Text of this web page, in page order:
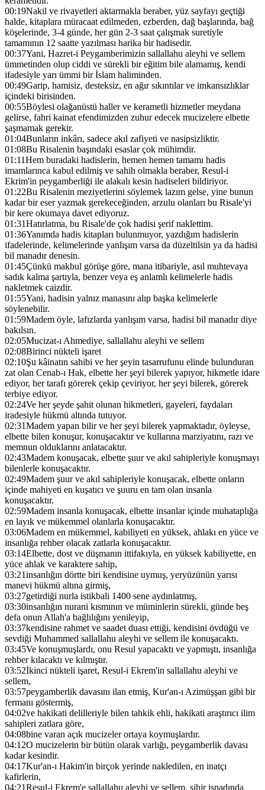
00:19Nakil ve rivayetleri aktarmakla beraber, yüz sayfayı geçtiği
halde, kitaplara müracaat edilmeden, ezberden, dağ başlarında, bağ
köşelerinde, 3-4 günde, her gün 2-3 saat çalışmak suretiyle
tamamının 12 saatte yazılması harika bir hadisedir.
00:37Yani, Hazret-i Peygamberimizin sallallahu aleyhi ve sellem
ümmetinden olup ciddi ve sürekli bir eğitim bile alamamış, kendi
ifadesiyle yarı ümmi bir İslam haliminden.
00:49Garip, hamisiz, desteksiz, en ağır sıkıntılar ve imkansızlıklar
içindeki birisinden.
00:55Böylesi olağanüstü haller ve kerametli hizmetler meydana
gelirse, fahri kainat efendimizden zuhur edecek mucizelere elbette
şaşmamak gerekir.
01:04Bunların inkârı, sadece akıl zafiyeti ve nasipsizliktir.
01:08Bu Risalenin başındaki esaslar çok mühimdir.
01:11Hem buradaki hadislerin, hemen hemen tamamı hadis
imamlarınca kabul edilmiş ve sahih olmakla beraber, Resul-i
Ekrim'in peygamberliği ile alakalı kesin hadiseleri bildiriyor.
01:22Bu Risalenin meziyetlerini söylemek lazım gelse, yine bunun
kadar bir eser yazmak gerekeceğinden, arzulu olanları bu Risale'yi
bir kere okumaya davet ediyoruz.
01:31Hatırlatma, bu Risale'de çok hadisi şerif naklettim.
01:36Yanımda hadis kitapları bulunmuyor, yazdığım hadislerin
ifadelerinde, kelimelerinde yanlışım varsa da düzeltilsin ya da hadisi
bil manadır denesin.
01:45Çünkü makbul görüşe göre, mana itibariyle, asıl muhtevaya
sadık kalma şartıyla, benzer veya eş anlamlı kelimelerle hadis
nakletmek caizdir.
01:55Yani, hadisin yalnız manasını alıp başka kelimelerle
söylenebilir.
01:59Madem öyle, lafızlarda yanlışım varsa, hadisi bil manadır diye
bakılsın.
02:05Mucizat-ı Ahmediye, sallallahu aleyhi ve sellem
02:08Birinci nükteli işaret
02:10Şu kâinatın sahibi ve her şeyin tasarrufunu elinde bulunduran
zat olan Cenab-ı Hak, elbette her şeyi bilerek yapıyor, hikmetle idare
ediyor, her tarafı görerek çekip çeviriyor, her şeyi bilerek, görerek
terbiye ediyor.
02:24Ve her şeyde şahit olunan hikmetleri, gayeleri, faydaları
iradesiyle hükmü altında tutuyor.
02:31Madem yapan bilir ve her şeyi bilerek yapmaktadır, öyleyse,
elbette bilen konuşur, konuşacaktır ve kullarına marziyatını, razı ve
memnun olduklarını anlatacaktır.
02:43Madem konuşacak, elbette şuur ve akıl sahipleriyle konuşmayı
bilenlerle konuşacaktır.
02:49Madem şuur ve akıl sahipleriyle konuşacak, elbette onların
içinde mahiyeti en kuşatıcı ve şuuru en tam olan insanla
konuşacaktır.
02:59Madem insanla konuşacak, elbette insanlar içinde muhataplığa
en layık ve mükemmel olanlarla konuşacaktır.
03:06Madem en mükemmel, kabiliyeti en yüksek, ahlakı en yüce ve
insanlığa rehber olacak zatlarla konuşacaktır.
03:14Elbette, dost ve düşmanın ittifakıyla, en yüksek kabiliyette, en
yüce ahlak ve karaktere sahip,
03:21insanlığın dörtte biri kendisine uymuş, yeryüzünün yarısı
manevi hükmü altına girmiş,
03:27getirdiği nurla istikbali 1400 sene aydınlatmış,
03:30insanlığın nurani kısmının ve müminlerin sürekli, günde beş
defa onun Allah'a bağlılığını yenileyip,
03:37kendisine rahmet ve saadet duası ettiği, kendisini övdüğü ve
sevdiği Muhammed sallallahu aleyhi ve sellem ile konuşacaktı.
03:45Ve konuşmuşlardı, onu Resul yapacaktı ve yapmıştı, insanlığa
rehber kılacaktı ve kılmıştır.
03:52İkinci nükteli işaret, Resul-i Ekrem'in sallallahu aleyhi ve
sellem,
03:57peygamberlik davasını ilan etmiş, Kur'an-ı Azimüşşan gibi bir
fermanı göstermiş,
04:02ve hakikati delilleriyle bilen tahkik ehli, hakikati araştırıcı ilim
sahipleri zatlara göre,
04:08bine varan açık mucizeler ortaya koymuşlardır.
04:12O mucizelerin bir bütün olarak varlığı, peygamberlik davası
kadar kesindir.
04:17Kur'an-ı Hakim'in birçok yerinde nakledilen, en inatçı
kafirlerin,
04:21Resul-i Ekrem'e sallallahu aleyhi ve sellem, sihir isnadında